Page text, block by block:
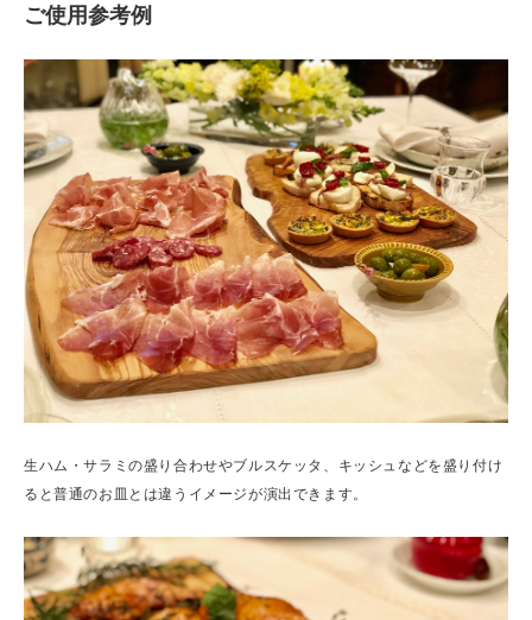
ご使用参考例
生ハム・サラミの盛り合わせやブルスケッタ、キッシュなどを盛り付け
ると普通のお皿とは違うイメージが演出できます。